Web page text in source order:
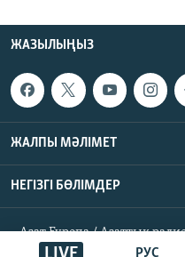
РУС
ЖАЗЫЛЫҢЫЗ
ЖАЛПЫ МӘЛІМЕТ
НЕГІЗГІ БӨЛІМДЕР
Азат Еуропа / Азаттық
құқықтары қорғалған